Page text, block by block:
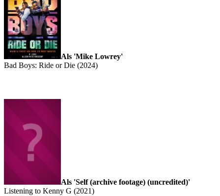
Als 'Mike Lowrey'
Bad Boys: Ride or Die (2024)
Als 'Self (archive footage) (uncredited)'
Listening to Kenny G (2021)